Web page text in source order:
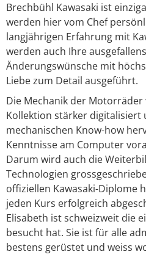
Brechbühl Kawasaki ist
werden hier vom Chef
langjährigen Erfahrung mit
werden auch Ihre
Änderungswünsche mit
Liebe zum Detail ausgeführt.
Die Mechanik der
Kollektion stärker digitalisiert
mechanischen Know-how
Kenntnisse am Computer
Darum wird auch die
Technologien
offiziellen Kawasaki-Diplome
jeden Kurs erfolgreich
Elisabeth ist schweizweit die
besucht hat. Sie ist für alle
bestens gerüstet und weiss